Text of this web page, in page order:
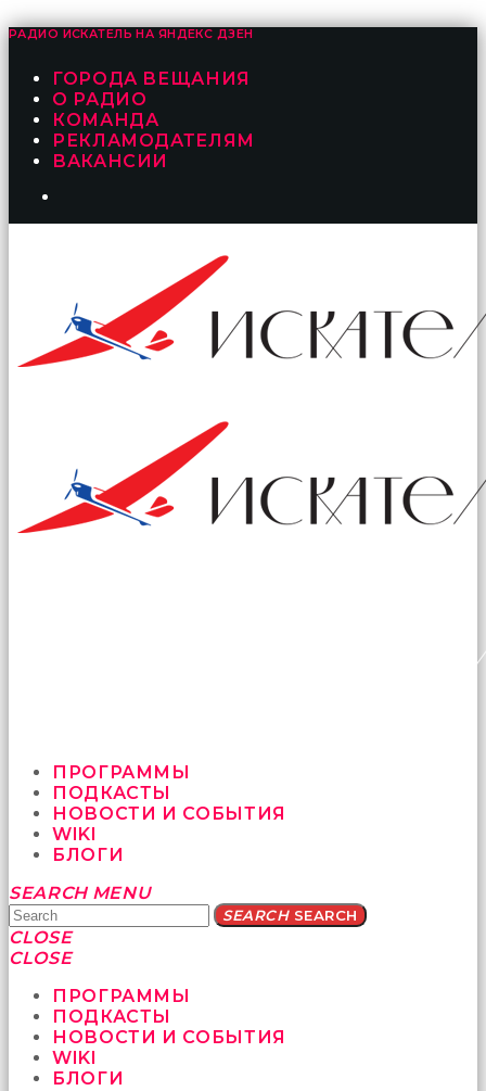
РАДИО ИСКАТЕЛЬ НА ЯНДЕКС ДЗЕН
ГОРОДА ВЕЩАНИЯ
О РАДИО
КОМАНДА
РЕКЛАМОДАТЕЛЯМ
ВАКАНСИИ
ПРОГРАММЫ
ПОДКАСТЫ
НОВОСТИ И СОБЫТИЯ
WIKI
БЛОГИ
Yatağa
bile
geçmeye
fırsat
sikici
kocalar
güzel
karıları
SEARCH MENU
SEARCHSEARCH
CLOSE
CLOSE
ПРОГРАММЫ
ПОДКАСТЫ
НОВОСТИ И СОБЫТИЯ
WIKI
БЛОГИ